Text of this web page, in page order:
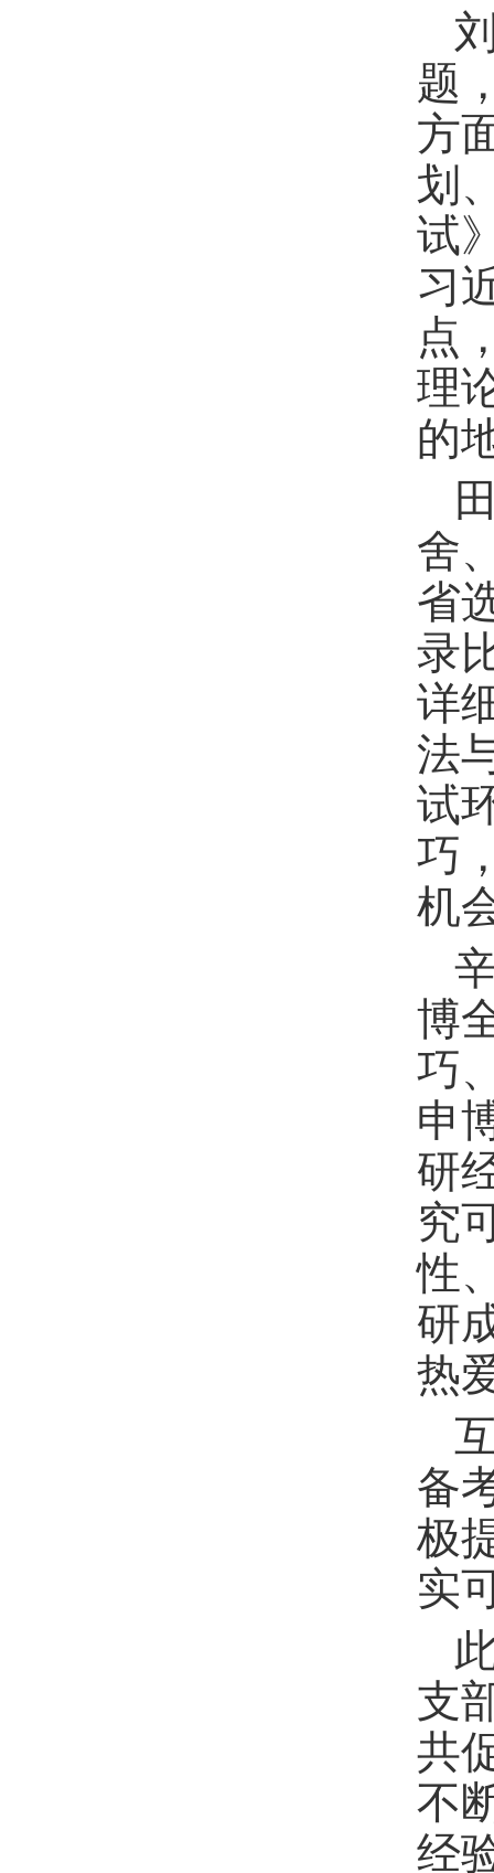
题
方
划
试
习
点
理
的
舍
省
录
详
法
试
巧
机
博
巧
申
研
究
性
研
热
备
极
实
支
共
不
经